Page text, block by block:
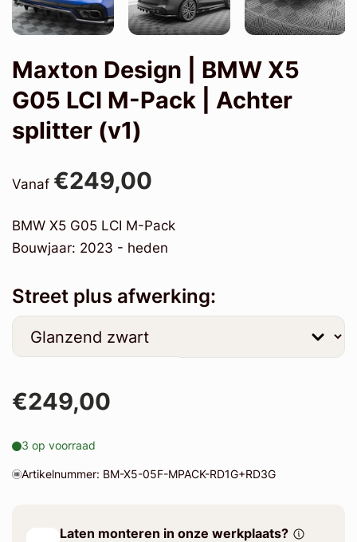
Maxton Design | BMW X5
G05 LCI M-Pack | Achter
splitter (v1)
Vanaf €249,00
BMW X5 G05 LCI M-Pack
Bouwjaar: 2023 - heden
Street plus afwerking:
€249,00
3 op voorraad
Artikelnummer: BM-X5-05F-MPACK-RD1G+RD3G
Laten monteren in onze werkplaats?